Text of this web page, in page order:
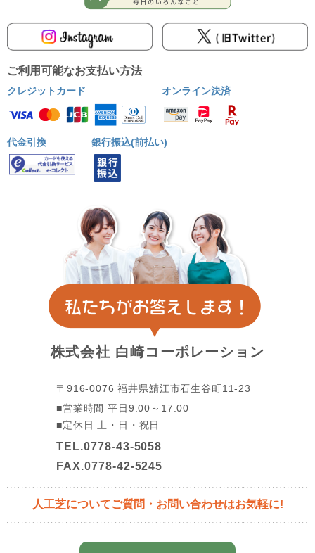
ご利用可能なお支払い方法
クレジットカード オンライン決済
代金引換 銀行振込(前払い)
株式会社 白崎コーポレーション
〒916-0076福井県鯖江市石生谷町11-23
■営業時間平日9:00～17:00
■定休日 土・日・祝日
TEL.0778-43-5058
FAX.0778-42-5245
人工芝についてご質問・ お問い合わせはお気軽に!